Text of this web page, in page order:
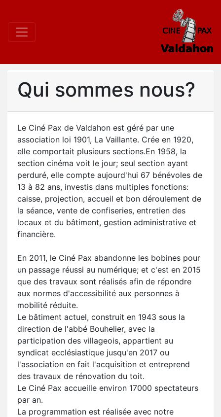
Qui sommes nous?
Le Ciné Pax de Valdahon est géré par une
association loi 1901, La Vaillante. Crée en 1920,
elle comportait plusieurs sections.En 1958, la
section cinéma voit le jour; seul section ayant
perduré, elle compte aujourd'hui 67 bénévoles de
13 à 82 ans, investis dans multiples fonctions:
caisse, projection, accueil et bon déroulement de
la séance, vente de confiseries, entretien des
locaux et du bâtiment, gestion administrative et
financière.
En 2011, le Ciné Pax abandonne les bobines pour
un passage réussi au numérique; et c'est en 2015
que des travaux sont réalisés afin de répondre
aux normes d'accessibilité aux personnes à
mobilité réduite.
Le bâtiment actuel, construit en 1943 sous la
direction de l'abbé Bouhelier, avec la
participation des villageois, appartient au
syndicat ecclésiastique jusqu'en 2017 ou
l'association en fait l'acquisition et entreprend
des travaux de rénovation du toit.
Le Ciné Pax accueille environ 17000 spectateurs
par an.
La programmation est réalisée avec notre